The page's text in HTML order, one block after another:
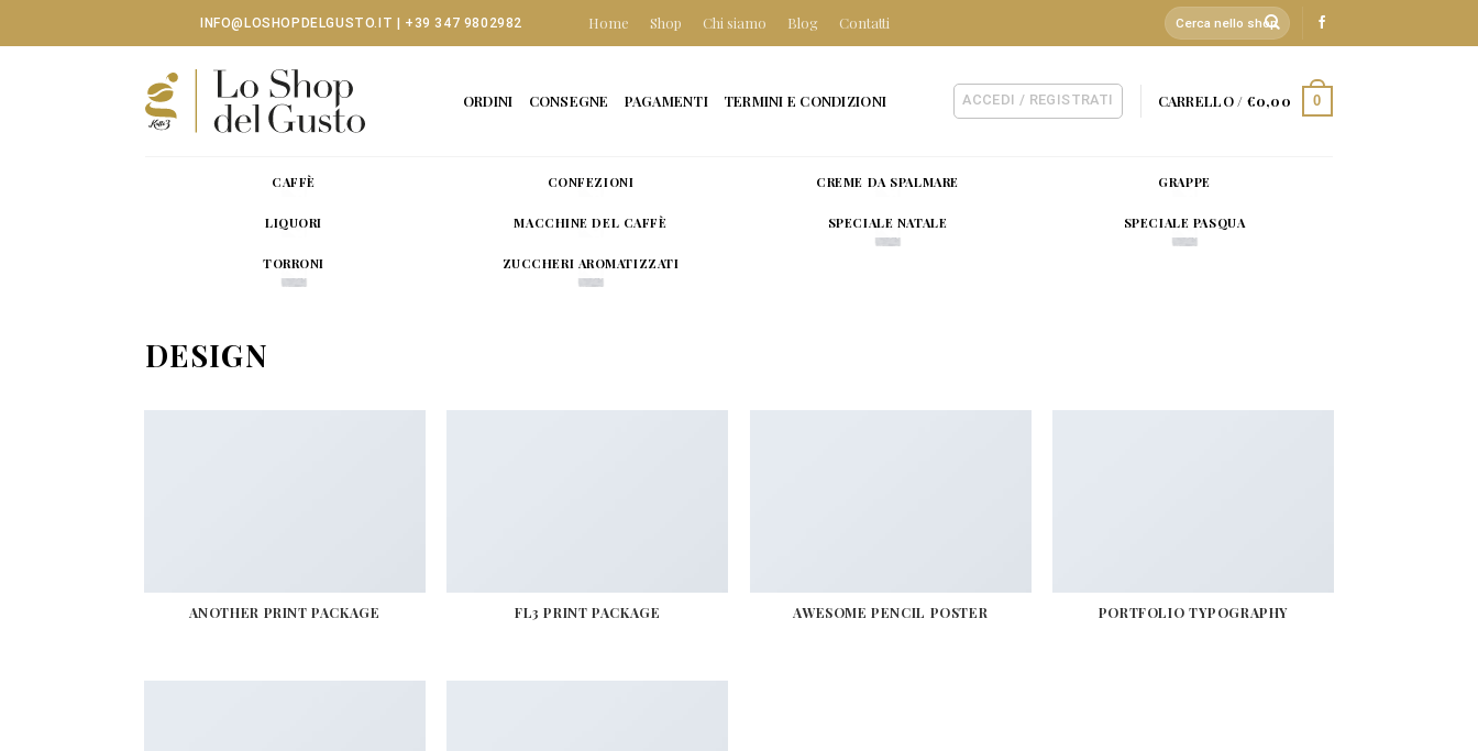
INFO@LOSHOPDELGUSTO.IT | +39 347 9802982 Home Shop Chi siamo Blog Contatti Cerca:
ORDINI CONSEGNE PAGAMENTI TERMINI E CONDIZIONI ACCEDI / REGISTRATI CARRELLO / €0,00 0
CAFFÈ CONFEZIONI CREME DA SPALMARE GRAPPE
LIQUORI MACCHINE DEL CAFFÈ SPECIALE NATALE SPECIALE PASQUA
TORRONI ZUCCHERI AROMATIZZATI
DESIGN
ANOTHER PRINT PACKAGE FL3 PRINT PACKAGE AWESOME PENCIL POSTER PORTFOLIO TYPOGRAPHY